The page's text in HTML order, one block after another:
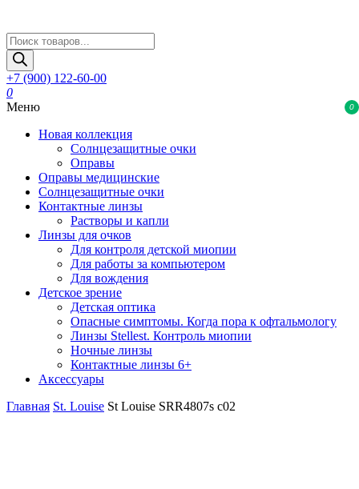
Поиск
товаров
+7 (900) 122-60-00
0
0
Меню
Новая коллекция
Солнцезащитные очки
Оправы
Оправы медицинские
Солнцезащитные очки
Контактные линзы
Растворы и капли
Линзы для очков
Для контроля детской миопии
Для работы за компьютером
Для вождения
Детское зрение
Детская оптика
Опасные симптомы. Когда пора к офтальмологу
Линзы Stellest. Контроль миопии
Ночные линзы
Контактные линзы 6+
Аксессуары
Главная St. Louise St Louise SRR4807s c02